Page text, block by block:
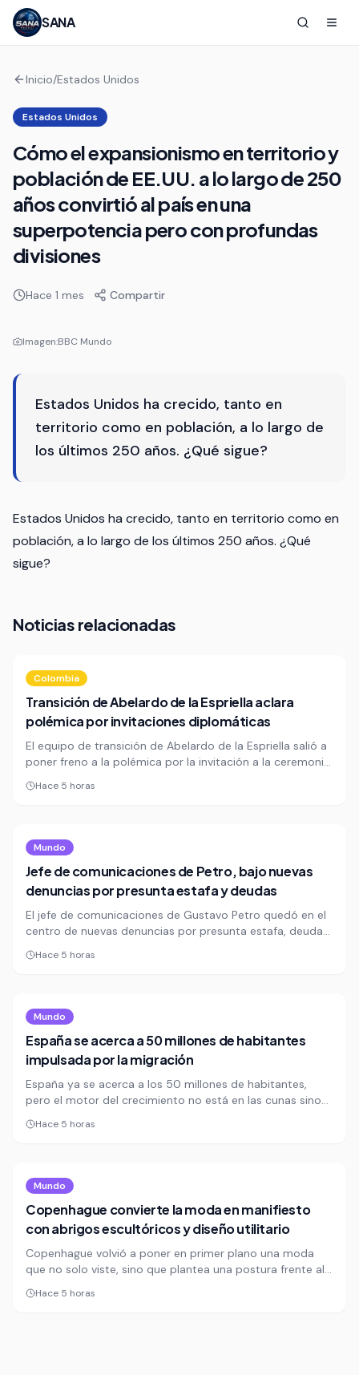
SANA
Inicio/Estados Unidos
Estados Unidos
Cómo el expansionismo en territorio y
población de EE.UU. a lo largo de 250
años convirtió al país en una
superpotencia pero con profundas
divisiones
Hace 1 mes Compartir
Imagen:BBC Mundo
Estados Unidos ha crecido, tanto en
territorio como en población, a lo largo de
los últimos 250 años. ¿Qué sigue?
Estados Unidos ha crecido, tanto en territorio como en
población, a lo largo de los últimos 250 años. ¿Qué
sigue?
Noticias relacionadas
Colombia
Transición de Abelardo de la Espriella aclara
polémica por invitaciones diplomáticas
El equipo de transición de Abelardo de la Espriella salió a
poner freno a la polémica por la invitación a la ceremonia
de posesión y aclaró que la convocatoria al cuerpo
diplomático respondió a criterios formales. La explicación
Hace 5 horas
Mundo
Jefe de comunicaciones de Petro, bajo nuevas
denuncias por presunta estafa y deudas
El jefe de comunicaciones de Gustavo Petro quedó en el
centro de nuevas denuncias por presunta estafa, deudas
y promesas incumplidas en México y Colombia. Una
investigación reunió testimonios, documentos y chats de
Hace 5 horas
Mundo
España se acerca a 50 millones de habitantes
impulsada por la migración
España ya se acerca a los 50 millones de habitantes,
pero el motor del crecimiento no está en las cunas sino
en la llegada de migrantes. Colombianos, venezolanos y
marroquíes encabezan el saldo migratorio que está
Hace 5 horas
Mundo
Copenhague convierte la moda en manifiesto
con abrigos escultóricos y diseño utilitario
Copenhague volvió a poner en primer plano una moda
que no solo viste, sino que plantea una postura frente al
presente. La Semana de la Moda danesa exhibe abrigos
arquitectónicos, siluetas deconstruidas y una apuesta
Hace 5 horas